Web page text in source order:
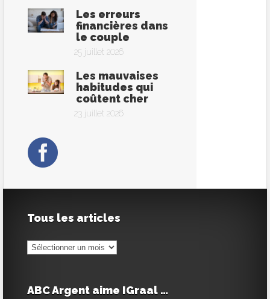
Les erreurs
financières dans
le couple
25 juillet 2026
Les mauvaises
habitudes qui
coûtent cher
23 juillet 2026
Tous les articles
Tous
les
ABC Argent aime IGraal …